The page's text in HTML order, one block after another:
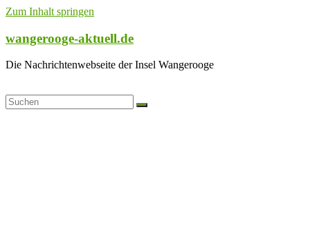
Zum Inhalt springen
wangerooge-aktuell.de
Die Nachrichtenwebseite der Insel Wangerooge